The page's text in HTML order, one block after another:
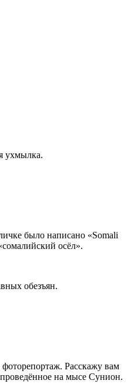
ухмылка.
было написано «Somali
осёл».
обезъян.
Расскажу вам
на мысе Сунион.